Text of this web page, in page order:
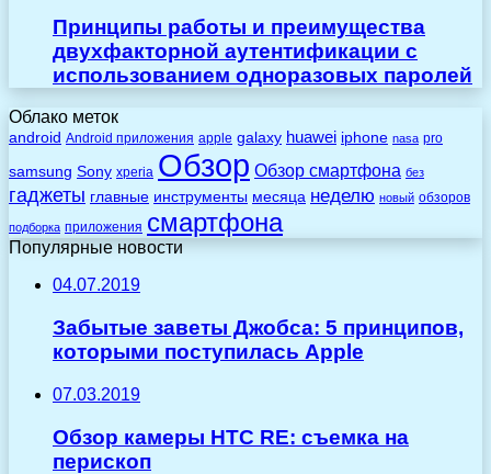
Принципы работы и преимущества
двухфакторной аутентификации с
использованием одноразовых паролей
Облако меток
android Android приложения apple galaxy huawei iphone nasa pro
samsung Sony xperia Обзор Обзор смартфона без
гаджеты главные инструменты месяца неделю новый обзоров
подборка приложения смартфона
Популярные новости
04.07.2019
Забытые заветы Джобса: 5 принципов,
которыми поступилась Apple
07.03.2019
Обзор камеры HTC RE: съемка на
перископ